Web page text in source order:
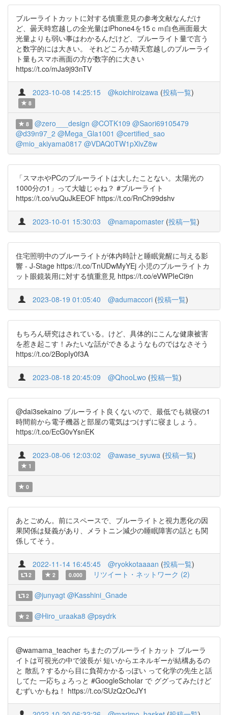
ブルーライトカットに対する慎重意見の参考文献なんだけ
ど、曇天時窓越しの全光量はiPhone4を15ｃｍ白色画面最大
光量よりも弱い事はわかるんだけど、ブルーライト量で言う
と数字的には大きい。 それどころか晴天窓越しのブルーライ
ト量もスマホ画面の方が数字的に大きい
https://t.co/mJa9j93nTV
2023-10-08 14:25:15 @koichiroizawa (投稿一覧)
8
8 @zero___design @COTK109 @Saori69105479
@d39n97_2 @Mega_Gla1001 @certified_sao
@mio_akiyama0817 @VDAQ0TW1pXlvZ8w
「スマホやPCのブルーライトは大したことない。太陽光の
1000分の1」って大嘘じゃね？ #ブルーライト
https://t.co/vuQuJkEEOF https://t.co/RnCh99dshv
2023-10-01 15:30:03 @namapomaster (投稿一覧)
住宅照明中のブルーライトが体内時計と睡眠覚醒に与える影
響 - J-Stage https://t.co/TnUDwMyYEj 小児のブルーライトカ
ット眼鏡装用に対する慎重意見 https://t.co/eVWPIeCi9n
2023-08-19 01:05:40 @adumaccori (投稿一覧)
もちろん研究はされている。けど、具体的にこんな健康被害
を惹き起こす！みたいな話ができるようなものではなさそう
https://t.co/2BopIy0f3A
2023-08-18 20:45:09 @QhooLwo (投稿一覧)
@dai3sekaino ブルーライト良くないので、最低でも就寝の1
時間前から電子機器と部屋の電気はつけずに寝ましょう。
https://t.co/EcG0vYsnEK
2023-08-06 12:03:02 @awase_syuwa (投稿一覧)
1
0
あとごめん。前にスペースで、ブルーライトと視力悪化の因
果関係は疑義があり、メラトニン減少の睡眠障害の話とも関
係してそう。
2022-11-14 16:45:45 @ryokkotaaaan (投稿一覧)
2 2 0.000 リツイート・ネットワーク (2)
2 @junyagt @Kasshini_Gnade
2 @Hiro_uraaka8 @psydrk
@wamama_teacher ちまたのブルーライトカット ブルーラ
イトは可視光の中で波長が 短いからエネルギーが結構あるの
と 散乱？するから目に負荷かかるっぽい って化学の先生と話
してた 一応ちょろっと #GoogleScholar で ググってみたけど
むずいかもね！ https://t.co/SUzQzOcJY1